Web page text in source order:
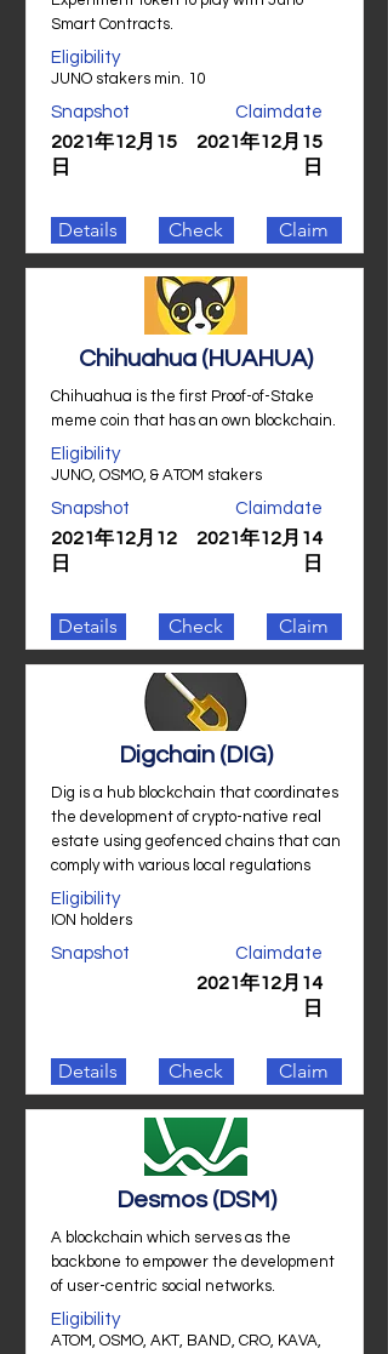
Smart Contracts.
Eligibility
JUNO stakers min. 10
Snapshot
2021年12月15
日
Claimdate
2021年12月15
日
Details Check Claim
Chihuahua (HUAHUA)
Chihuahua is the first Proof-of-Stake
meme coin that has an own blockchain.
Eligibility
JUNO, OSMO, & ATOM stakers
Snapshot
2021年12月12
日
Claimdate
2021年12月14
日
Details Check Claim
Digchain (DIG)
Dig is a hub blockchain that coordinates
the development of crypto-native real
estate using geofenced chains that can
comply with various local regulations
Eligibility
ION holders
Snapshot Claimdate
2021年12月14
日
Details Check Claim
Desmos (DSM)
A blockchain which serves as the
backbone to empower the development
of user-centric social networks.
Eligibility
ATOM, OSMO, AKT, BAND, CRO, KAVA,